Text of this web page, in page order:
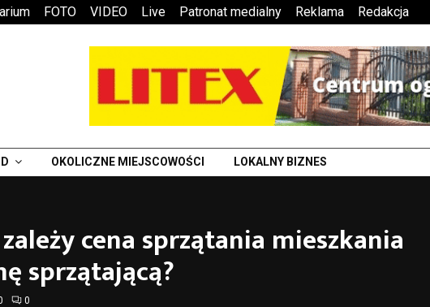
FOTO VIDEO Live Patronat medialny Reklama Redakcja
OKOLICZNE MIEJSCOWOŚCI LOKALNY BIZNES
cena sprzątania mieszkania
sprzątającą?
0